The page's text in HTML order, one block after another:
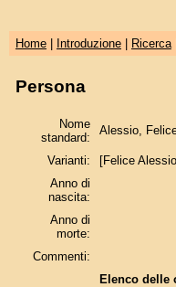
Home| Introduzione| Ricerca|
Persona
Nome
standard:
Alessio,
Varianti:
[Felice
Anno di
nascita:
Anno di
morte:
Commenti:
Elenco delle